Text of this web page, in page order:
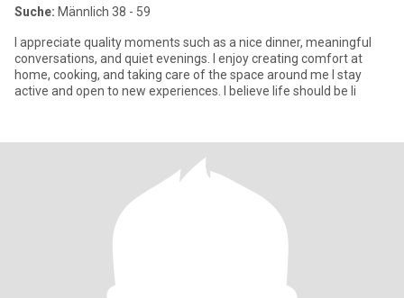
Suche: Männlich 38 - 59
I appreciate quality moments such as a nice dinner, meaningful
conversations, and quiet evenings. I enjoy creating comfort at
home, cooking, and taking care of the space around me I stay
active and open to new experiences. I believe life should be li